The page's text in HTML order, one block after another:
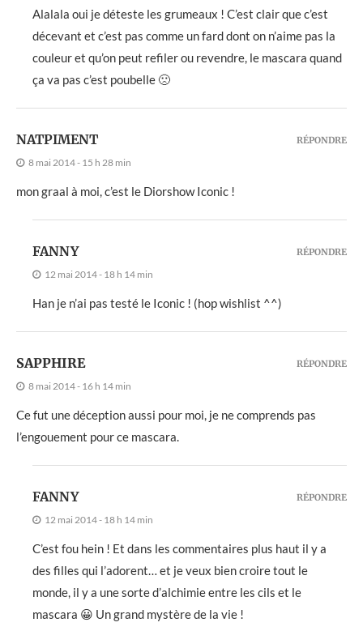
Alalala oui je déteste les grumeaux ! C’est clair que c’est
décevant et c’est pas comme un fard dont on n’aime pas la
couleur et qu’on peut refiler ou revendre, le mascara quand
ça va pas c’est poubelle 🙁
NATPIMENT
8 mai 2014 - 15 h 28 min
mon graal à moi, c’est le Diorshow Iconic !
RÉPONDRE
FANNY
12 mai 2014 - 18 h 14 min
Han je n’ai pas testé le Iconic ! (hop wishlist ^^)
RÉPONDRE
SAPPHIRE
8 mai 2014 - 16 h 14 min
Ce fut une déception aussi pour moi, je ne comprends pas
l’engouement pour ce mascara.
RÉPONDRE
FANNY
12 mai 2014 - 18 h 14 min
C’est fou hein ! Et dans les commentaires plus haut il y a
des filles qui l’adorent… et je veux bien croire tout le
monde, il y a une sorte d’alchimie entre les cils et le
mascara 😀 Un grand mystère de la vie !
RÉPONDRE